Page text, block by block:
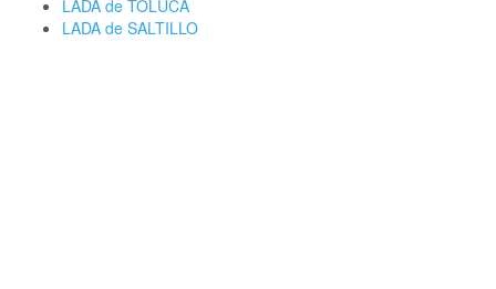
LADA de TOLUCA
LADA de SALTILLO